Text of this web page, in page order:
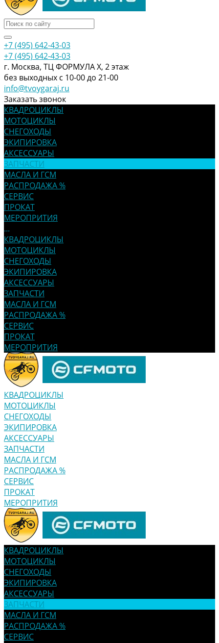
+7 (495) 642-43-03
+7 (495) 642-43-03
г. Москва, ТЦ ФОРМУЛА Х, 2 этаж
без выходных с 10-00 до 21-00
info@tvoygaraj.ru
Заказать звонок
КВАДРОЦИКЛЫ
МОТОЦИКЛЫ
СНЕГОХОДЫ
ЭКИПИРОВКА
АКСЕССУАРЫ
ЗАПЧАСТИ
МАСЛА И ГСМ
РАСПРОДАЖА %
СЕРВИС
ПРОКАТ
МЕРОПРИТИЯ
...
КВАДРОЦИКЛЫ
МОТОЦИКЛЫ
СНЕГОХОДЫ
ЭКИПИРОВКА
АКСЕССУАРЫ
ЗАПЧАСТИ
МАСЛА И ГСМ
РАСПРОДАЖА %
СЕРВИС
ПРОКАТ
МЕРОПРИТИЯ
КВАДРОЦИКЛЫ
МОТОЦИКЛЫ
СНЕГОХОДЫ
ЭКИПИРОВКА
АКСЕССУАРЫ
ЗАПЧАСТИ
МАСЛА И ГСМ
РАСПРОДАЖА %
СЕРВИС
ПРОКАТ
МЕРОПРИТИЯ
КВАДРОЦИКЛЫ
МОТОЦИКЛЫ
СНЕГОХОДЫ
ЭКИПИРОВКА
АКСЕССУАРЫ
ЗАПЧАСТИ
МАСЛА И ГСМ
РАСПРОДАЖА %
СЕРВИС